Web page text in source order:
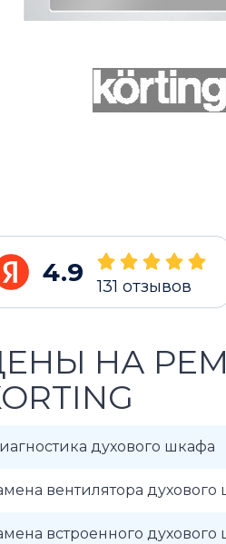
4.9 131 отзывов
НА
духового шкафа
вентилятора духового
встроенного духового